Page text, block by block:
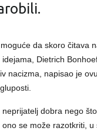
da skoro čitava
Dietrich
nacizma, napisao je
dobra nego
se može razotkriti, u